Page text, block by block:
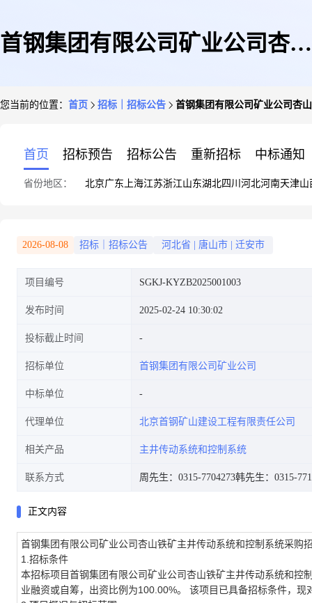
首钢集团有限公司矿业公司杏山
您当前的位置： 首页 招标｜招标公告 首钢集团有限公司矿业公司杏
首页 招标预告 招标公告 重新招标 中标通知
省份地区： 北京广东 上海江苏浙江山东湖北四川 河北河南天津山
2026-08-08 招标｜招标公告 河北省 唐山市 迁安市
项目编号 SGKJ-KYZB2025001003
发布时间 2025-02-24 10:30:02
投标截止时间
招标单位 首钢集团有限公司矿业公司
中标单位
代理单位 北京首钢矿山建设工程有限责任公司
相关产品 主井传动系统和控制系统
联系方式 周先生：0315-7704273韩先生：0315-
正文内容
首钢集团有限公司矿业公司杏山铁矿主井传动系统和控制系统采购
1.招标条件
本招标项目首钢集团有限公司矿业公司杏山铁矿主井传动系统和控
业融资或自筹，出资比例为100.00%。 该项目已具备招标条件，现